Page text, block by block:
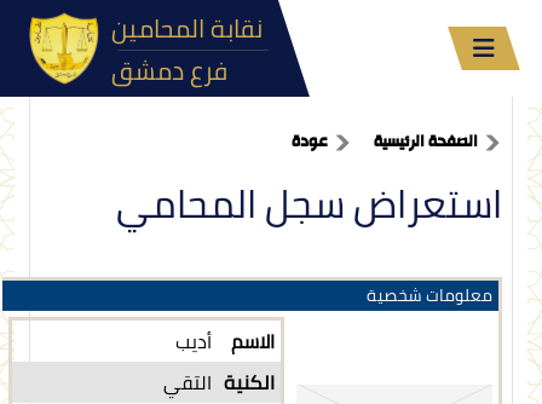
فرع دمشق
الصفحة الرئيسية عودة
استعراض سجل المحامي
معلومات شخصية
الاسم أديب
الكنية التقي